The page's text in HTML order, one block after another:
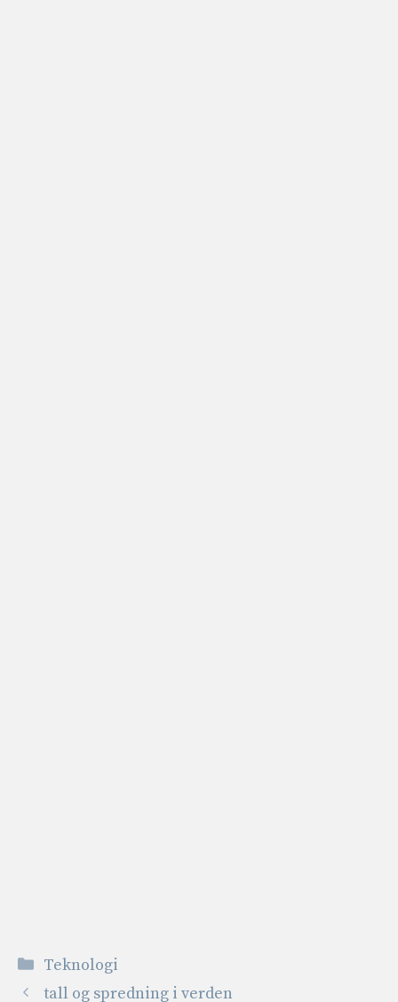
Kategorier
Teknologi
tall og spredning i verden